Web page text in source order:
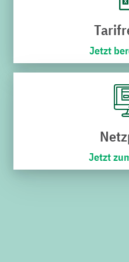
Auf dem Weg
Individualverkehr
von
Jetzt
Jetzt